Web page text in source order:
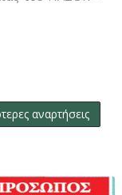
αναρτήσεις